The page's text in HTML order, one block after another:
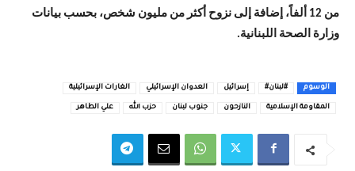
من 12 ألفاً، إضافة إلى نزوح أكثر من مليون شخص، بحسب بيانات
وزارة الصحة اللبنانية.
الوسوم #لبنان# إسرائيل العدوان الإسرائيلي الغارات الإسرائيلية
المقاومة الإسلامية النازحون جنوب لبنان حزب الله علي الطاهر